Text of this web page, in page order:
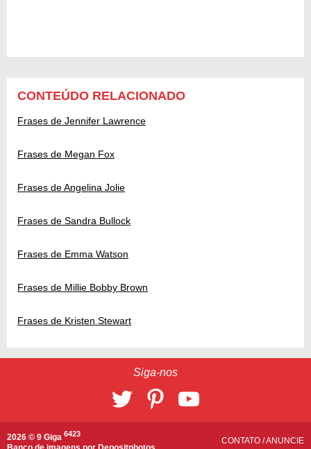
CONTEÚDO RELACIONADO
Frases de Jennifer Lawrence
Frases de Megan Fox
Frases de Angelina Jolie
Frases de Sandra Bullock
Frases de Emma Watson
Frases de Millie Bobby Brown
Frases de Kristen Stewart
Siga-nos
2026 © 9 Giga 6423
CONTATO /ANUNCIE